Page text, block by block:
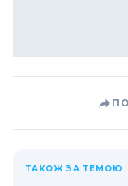
ТАКОЖ ЗА ТЕМОЮ